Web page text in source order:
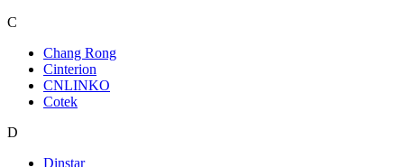
C
Chang Rong
Cinterion
CNLINKO
Cotek
D
Dinstar